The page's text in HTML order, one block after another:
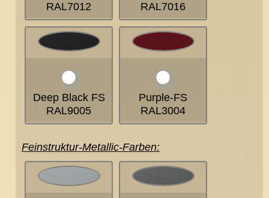
RAL7012
RAL7016
Deep Black FS
RAL9005
Purple-FS
RAL3004
Feinstruktur-Metallic-Farben: